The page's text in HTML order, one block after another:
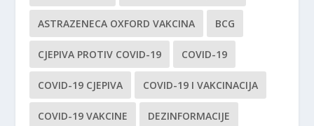
ASTRAZENECA OXFORD VAKCINA BCG
CJEPIVA PROTIV COVID-19 COVID-19
COVID-19 CJEPIVA COVID-19 I VAKCINACIJA
COVID-19 VAKCINE DEZINFORMACIJE